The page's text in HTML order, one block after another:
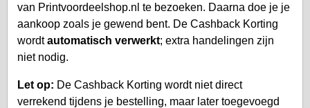
van Printvoordeelshop.nl te bezoeken. Daarna doe je je
aankoop zoals je gewend bent. De Cashback Korting
wordtautomatisch verwerkt; extra handelingen zijn
niet nodig.
Let op: De Cashback Korting wordt niet direct
verrekend tijdens je bestelling, maar later toegevoegd